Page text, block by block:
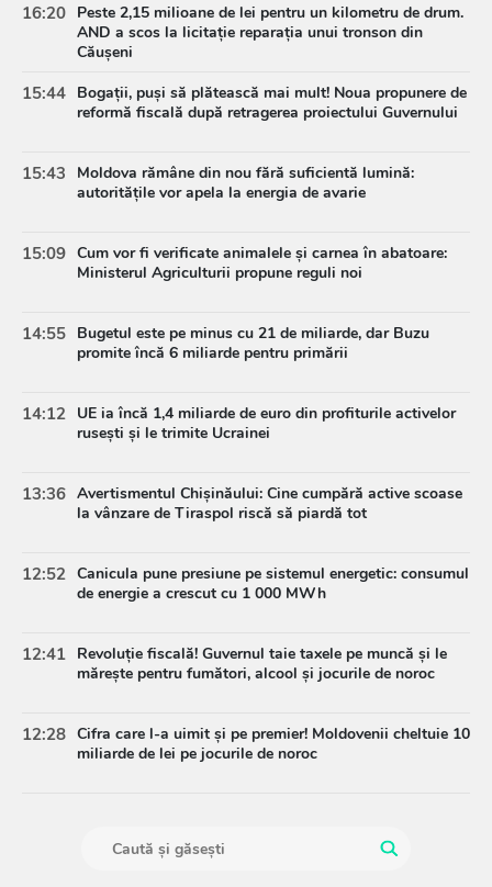
16:20 Peste 2,15 milioane de lei pentru un kilometru de drum.
AND a scos la licitație reparația unui tronson din
Căușeni
15:44 Bogații, puși să plătească mai mult! Noua propunere de
reformă fiscală după retragerea proiectului Guvernului
15:43
Moldova rămâne din nou fără suficientă lumină:
autoritățile vor apela la energia de avarie
15:09 Cum vor fi verificate animalele și carnea în abatoare:
Ministerul Agriculturii propune reguli noi
14:55 Bugetul este pe minus cu 21 de miliarde, dar Buzu
promite încă 6 miliarde pentru primării
14:12 UE ia încă 1,4 miliarde de euro din profiturile activelor
rusești și le trimite Ucrainei
13:36 Avertismentul Chișinăului: Cine cumpără active scoase
la vânzare de Tiraspol riscă să piardă tot
12:52 Canicula pune presiune pe sistemul energetic: consumul
de energie a crescut cu 1 000 MWh
12:41 Revoluție fiscală! Guvernul taie taxele pe muncă și le
mărește pentru fumători, alcool și jocurile de noroc
12:28 Cifra care l-a uimit și pe premier! Moldovenii cheltuie 10
miliarde de lei pe jocurile de noroc